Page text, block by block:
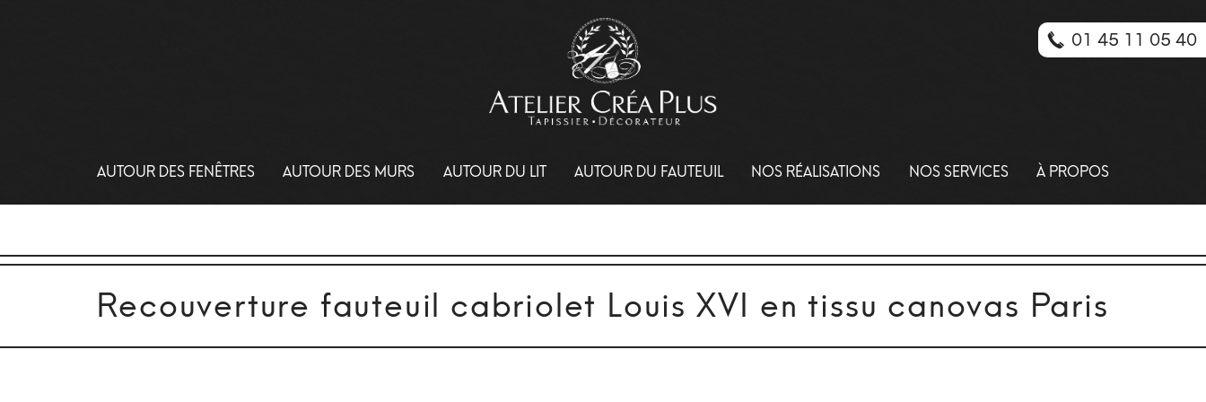
AUTOUR DES FENÊTRES AUTOUR DES MURS AUTOUR DU LIT AUTOUR DU FAUTEUIL NOS RÉALISATIONS NOS SERVICES À PROPOS
Recouverture fauteuil cabriolet Louis XVI en tissu canovas Paris
01 45 11 05 40